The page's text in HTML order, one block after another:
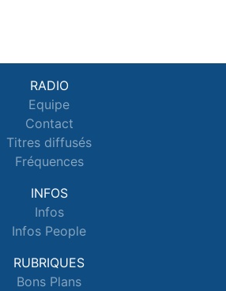
RADIO
Equipe
Contact
Titres diffusés
Fréquences
INFOS
Infos
Infos People
RUBRIQUES
Bons Plans